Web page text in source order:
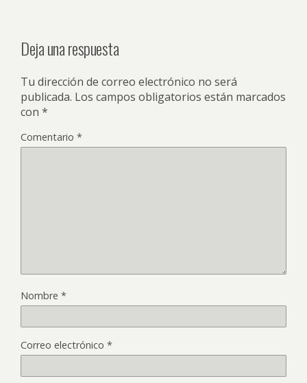
Deja una respuesta
Tu dirección de correo electrónico no será
publicada. Los campos obligatorios están marcados
con *
Comentario *
Nombre *
Correo electrónico *